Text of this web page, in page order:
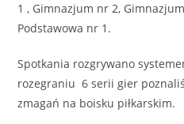
1 , Gimnazjum nr 2, Gimnazjum
Podstawowa nr 1.
Spotkania rozgrywano
rozegraniu 6 serii gier
zmagań na boisku piłkarskim.